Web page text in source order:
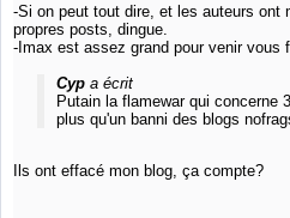
-Si on peut tout dire, et les auteurs ont
propres posts, dingue.
-Imax est assez grand pour venir vous
Cypa écrit
Putain la flamewar qui concerne
plus qu'un banni des blogs
Ils ont effacé mon blog, ça compte?